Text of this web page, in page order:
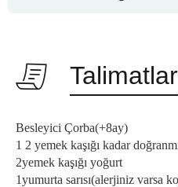
Talimatlar
Besleyici Çorba(+8ay)
1 2 yemek kaşığı kadar
2yemek kaşığı yoğurt
1yumurta sarısı(alerjiniz varsa